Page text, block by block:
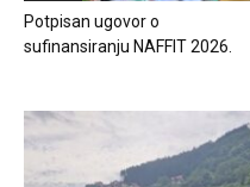
Potpisan ugovor o
sufinansiranju NAFFIT 2026.